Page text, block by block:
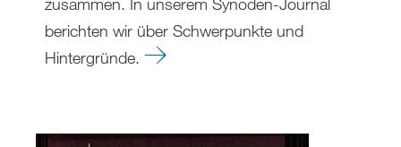
berichten wir über Schwerpunkte und
Hintergründe.